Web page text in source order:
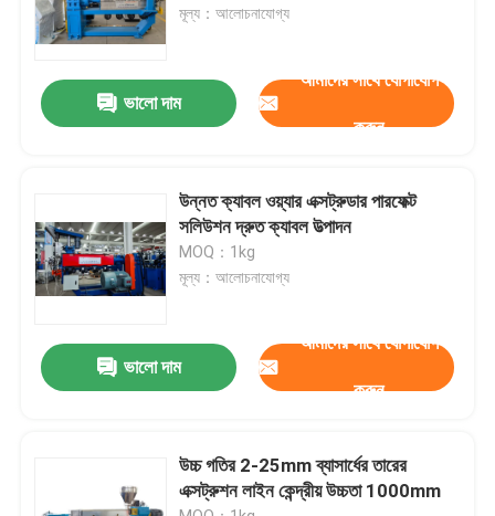
মূল্য：আলোচনাযোগ্য
ভালো দাম
আমাদের সাথে যোগাযোগ
করুন
উন্নত ক্যাবল ওয়্যার এক্সট্রুডার পারফেক্ট
সলিউশন দ্রুত ক্যাবল উত্পাদন
MOQ：1kg
মূল্য：আলোচনাযোগ্য
ভালো দাম
আমাদের সাথে যোগাযোগ
করুন
উচ্চ গতির 2-25mm ব্যাসার্ধের তারের
এক্সট্রুশন লাইন কেন্দ্রীয় উচ্চতা 1000mm